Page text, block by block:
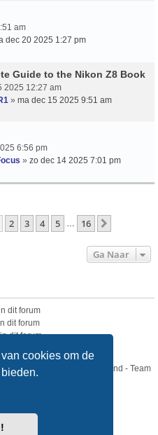
cookies om de
am
dec 20 2025 1:27 pm
Guide to the Nikon Z8 Book
2025 12:27 am
» ma dec 15 2025 9:51 am
6:56 pm
» zo dec 14 2025 7:01 pm
Van16
2 3 4 5 16
Ga Naar
dit forum
dit forum
dit forum
Nikon Club Nederland - Team
Limited